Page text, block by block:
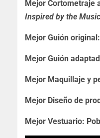
Mejor Cortometraje
Inspired by the
Mejor Guión
Mejor Guión
Mejor Maquillaje y
Mejor Diseño de
Mejor Vestuario: